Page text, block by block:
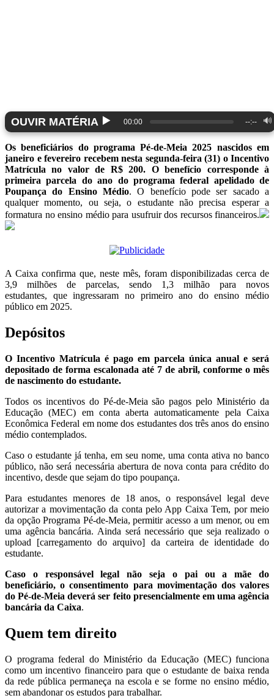
OUVIR MATÉRIA ▶️ 00:00 --:-- 🔊
Os beneficiários do programa Pé-de-Meia 2025 nascidos em
janeiro e fevereiro recebem nesta segunda-feira (31) o Incentivo
Matrícula no valor de R$ 200. O benefício corresponde à
primeira parcela do ano do programa federal apelidado de
Poupança do Ensino Médio. O benefício pode ser sacado a
qualquer momento, ou seja, o estudante não precisa esperar a
formatura no ensino médio para usufruir dos recursos financeiros.
A Caixa confirma que, neste mês, foram disponibilizadas cerca de
3,9 milhões de parcelas, sendo 1,3 milhão para novos
estudantes, que ingressaram no primeiro ano do ensino médio
público em 2025.
Depósitos
O Incentivo Matrícula é pago em parcela única anual e será
depositado de forma escalonada até 7 de abril, conforme o mês
de nascimento do estudante.
Todos os incentivos do Pé-de-Meia são pagos pelo Ministério da
Educação (MEC) em conta aberta automaticamente pela Caixa
Econômica Federal em nome dos estudantes dos três anos do ensino
médio contemplados.
Caso o estudante já tenha, em seu nome, uma conta ativa no banco
público, não será necessária abertura de nova conta para crédito do
incentivo, desde que sejam do tipo poupança.
Para estudantes menores de 18 anos, o responsável legal deve
autorizar a movimentação da conta pelo App Caixa Tem, por meio
da opção Programa Pé-de-Meia, permitir acesso a um menor, ou em
uma agência bancária. Ainda será necessário que seja realizado o
upload [carregamento do arquivo] da carteira de identidade do
estudante.
Caso o responsável legal não seja o pai ou a mãe do
beneficiário, o consentimento para movimentação dos valores
do Pé-de-Meia deverá ser feito presencialmente em uma agência
bancária da Caixa.
Quem tem direito
O programa federal do Ministério da Educação (MEC) funciona
como um incentivo financeiro para que o estudante de baixa renda
da rede pública permaneça na escola e se forme no ensino médio,
sem abandonar os estudos para trabalhar.